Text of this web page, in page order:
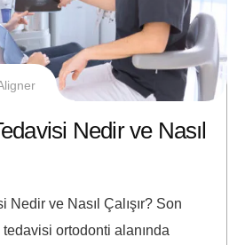
Nedir ve Nasıl
Nedir ve Nasıl Çalışır? Son
ortodonti alanında